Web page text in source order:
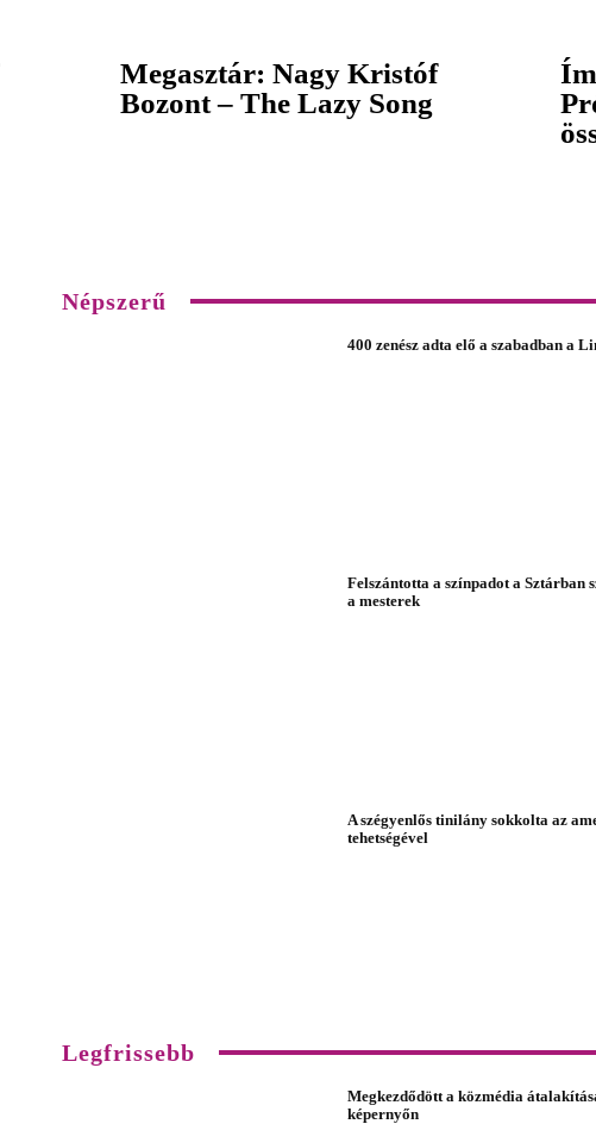
Megasztár: Nagy Kristóf
Bozont – The Lazy Song
Népszerű
400 zenész adta elő a szabadban a
Felszántotta a színpadot a Sztárban
a mesterek
A szégyenlős tinilány sokkolta az
tehetségével
Legfrissebb
Megkezdődött a közmédia
képernyőn